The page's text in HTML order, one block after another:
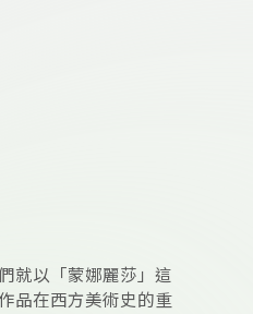
就以「蒙娜麗莎」這
品在西方美術史的重